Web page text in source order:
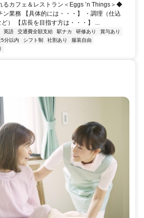
カフェ＆レストラン＜Eggs ’n Things＞◆
ン業務 【具体的には・・・】 ・調理（仕込
） 【店長を目指す方は・・・】 ...
英語 交通費全額支給 駅ナカ 研修あり
賞与あり
5分以内 シフト制 社割あり
服装自由